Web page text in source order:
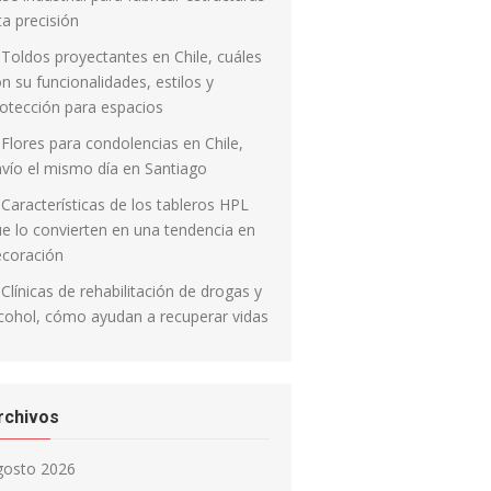
precisión
Toldos proyectantes en Chile, cuáles
su funcionalidades, estilos y
para espacios
Flores para condolencias en Chile,
el mismo día en Santiago
Características de los tableros HPL
lo convierten en una tendencia en
Clínicas de rehabilitación de drogas y
cómo ayudan a recuperar vidas
2026